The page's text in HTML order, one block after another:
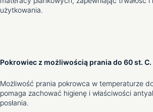
użytkowania.
Pokrowiec z możliwością prania do 60 st. C.
Możliwość prania pokrowca w temperaturze
pomaga zachować higienę i właściwości
posłania.